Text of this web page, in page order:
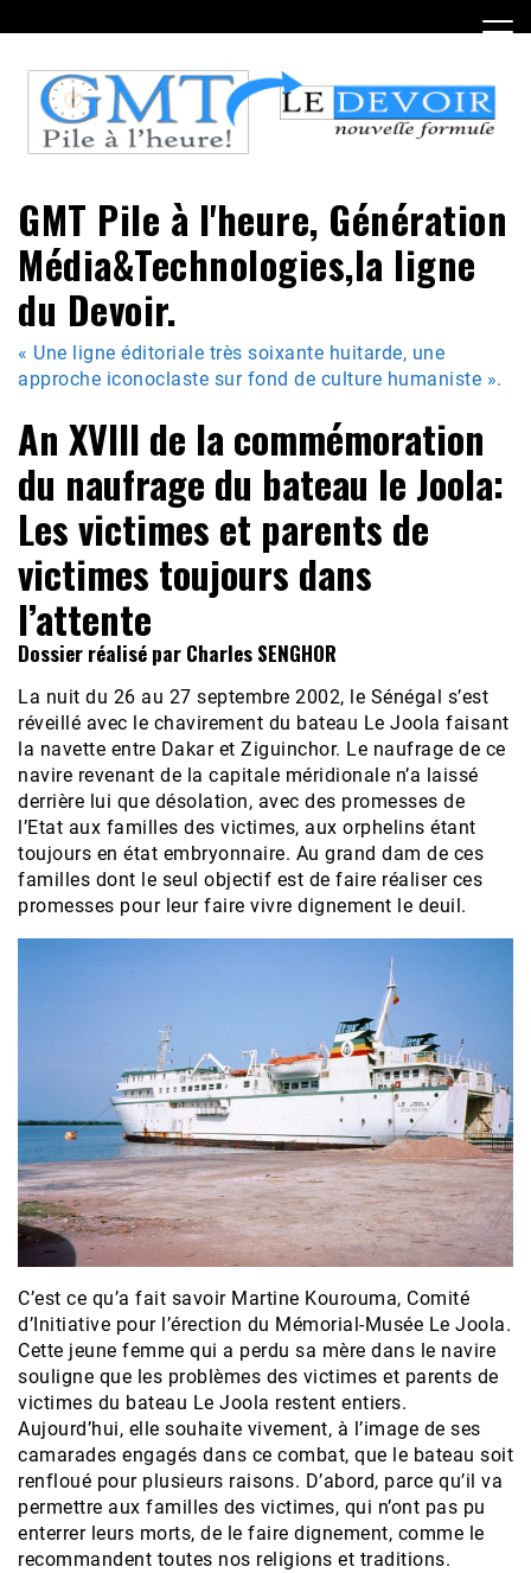
to
content
GMT Pile à l'heure, Génération
Média&Technologies,la ligne
du Devoir.
« Une ligne éditoriale très soixante huitarde, une
approche iconoclaste sur fond de culture humaniste ».
An XVIII de la commémoration
du naufrage du bateau le Joola:
Les victimes et parents de
victimes toujours dans
l’attente
Dossier réalisé par Charles SENGHOR
La nuit du 26 au 27 septembre 2002, le Sénégal s’est
réveillé avec le chavirement du bateau Le Joola faisant
la navette entre Dakar et Ziguinchor. Le naufrage de ce
navire revenant de la capitale méridionale n’a laissé
derrière lui que désolation, avec des promesses de
l’Etat aux familles des victimes, aux orphelins étant
toujours en état embryonnaire. Au grand dam de ces
familles dont le seul objectif est de faire réaliser ces
promesses pour leur faire vivre dignement le deuil.
C’est ce qu’a fait savoir Martine Kourouma, Comité
d’Initiative pour l’érection du Mémorial-Musée Le Joola.
Cette jeune femme qui a perdu sa mère dans le navire
souligne que les problèmes des victimes et parents de
victimes du bateau Le Joola restent entiers.
Aujourd’hui, elle souhaite vivement, à l’image de ses
camarades engagés dans ce combat, que le bateau soit
renfloué pour plusieurs raisons. D’abord, parce qu’il va
permettre aux familles des victimes, qui n’ont pas pu
enterrer leurs morts, de le faire dignement, comme le
recommandent toutes nos religions et traditions.